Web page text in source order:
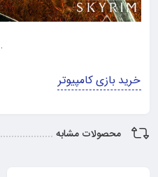
خرید بازی کامپیوتر
محصولات مشابه